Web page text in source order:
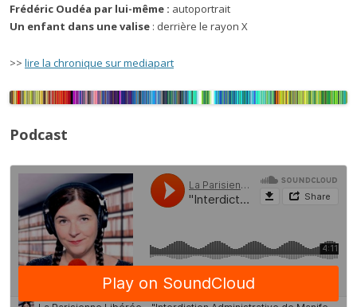
Frédéric Oudéa par lui-même : autoportrait
Un enfant dans une valise : derrière le rayon X
>> lire la chronique sur mediapart
Podcast